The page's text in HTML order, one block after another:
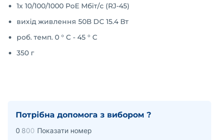
1х 10/100/1000 PoE Мбіт/с (RJ-45)
вихід живлення 50В DC 15.4 Вт
роб. темп. 0 ° C - 45 ° C
350 г
Потрібна допомога з вибором ?
0 800 Показати номер